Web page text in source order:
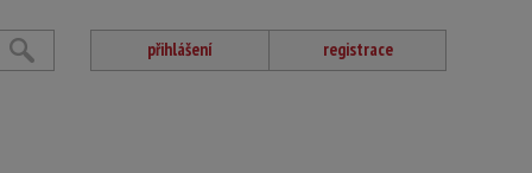
přihlášení registrace